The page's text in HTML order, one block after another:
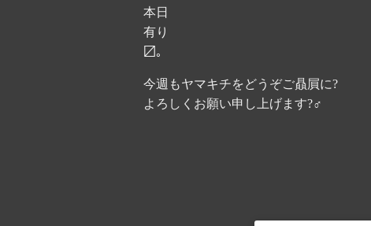
本日
有り
〼。
今週もヤマキチをどうぞご贔屓に?
よろしくお願い申し上げます?‍♂️